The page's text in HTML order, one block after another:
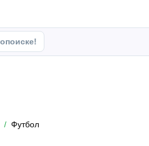
Футбол